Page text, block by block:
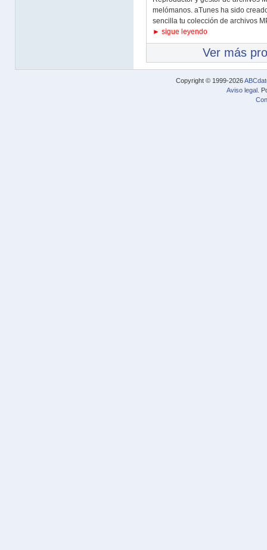
melómanos. aTunes ha sido
sencilla tu colección de archivos
► sigue leyendo
Ver más
Copyright © 1999-2026
Aviso legal .